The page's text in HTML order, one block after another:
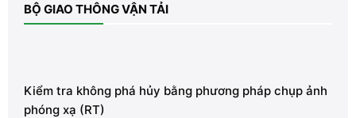
BỘ GIAO THÔNG VẬN TẢI
Kiểm tra không phá hủy bằng phương pháp chụp ảnh
phóng xạ (RT)